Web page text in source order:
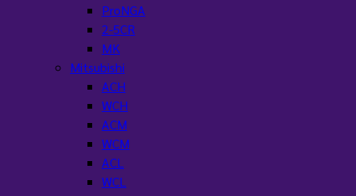
ProNGA
2-5CR
MK
Mitsubishi
ACH
WCH
ACM
WCM
ACL
WCL